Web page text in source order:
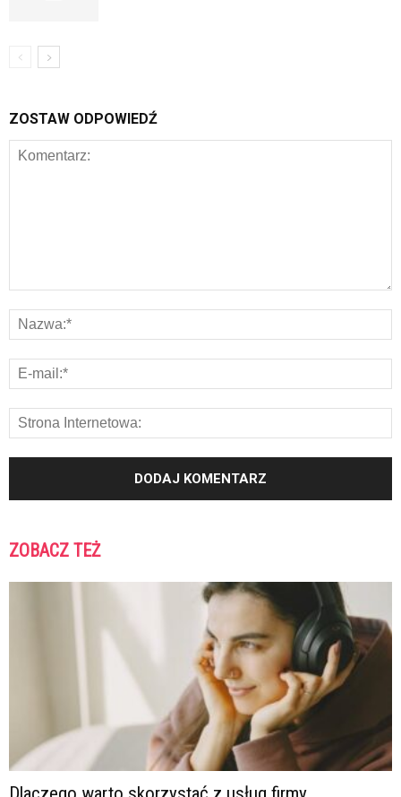
ZOSTAW ODPOWIEDŹ
ZOBACZ TEŻ